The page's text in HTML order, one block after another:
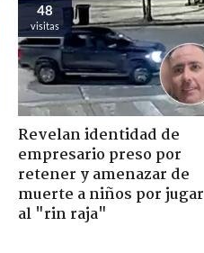
48
visitas
Revelan identidad de
empresario preso por
retener y amenazar de
muerte a niños por jugar
al "rin raja"